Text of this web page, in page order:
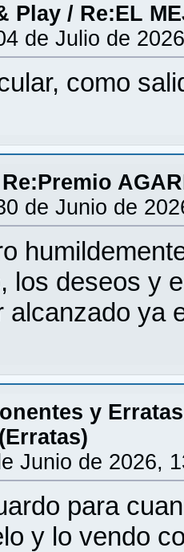
Play/ Re:EL
de Julio de
como
Re:Premio
de Junio de
los deseos y
alcanzado ya
y Erratas
Junio de 2026,
para
y lo vendo